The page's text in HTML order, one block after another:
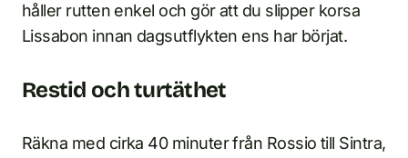
håller rutten enkel och gör att du slipper korsa
Lissabon innan dagsutflykten ens har börjat.
Restid och turtäthet
Räkna med cirka 40 minuter från Rossio till Sintra,